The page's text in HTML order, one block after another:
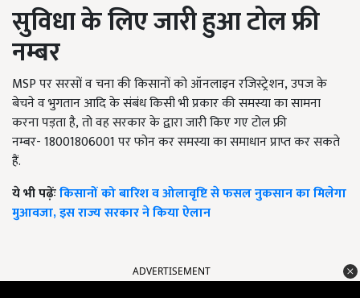
सुविधा के लिए जारी हुआ टोल फ्री
नम्बर
MSPपर सरसों व चना की किसानों को ऑनलाइन रजिस्ट्रेशन,उपज के
बेचने व भुगतान आदि के संबंध किसी भी प्रकार की समस्या का सामना
करना पड़ता है,तो वह सरकार के द्वारा जारी किए गए टोल फ्री
नम्बर-18001806001पर फोन कर समस्या का समाधान प्राप्त कर सकते
हैं.
ये भी पढ़ेंःकिसानों को बारिश व ओलावृष्टि से फसल नुकसान का मिलेगा
मुआवजा, इस राज्य सरकार ने किया ऐलान
ADVERTISEMENT